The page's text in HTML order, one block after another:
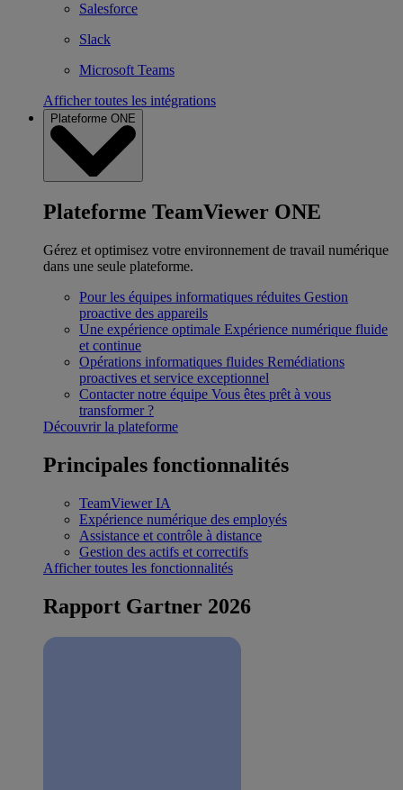
Salesforce
Slack
Microsoft Teams
Afficher toutes les intégrations
Plateforme ONE
Plateforme TeamViewer ONE
Gérez et optimisez votre environnement de travail numérique
dans une seule plateforme.
Pour les équipes informatiques réduites Gestion
proactive des appareils
Une expérience optimale Expérience numérique fluide
et continue
Opérations informatiques fluides Remédiations
proactives et service exceptionnel
Contacter notre équipe Vous êtes prêt à vous
transformer ?
Découvrir la plateforme
Principales fonctionnalités
TeamViewer IA
Expérience numérique des employés
Assistance et contrôle à distance
Gestion des actifs et correctifs
Afficher toutes les fonctionnalités
Rapport Gartner 2026